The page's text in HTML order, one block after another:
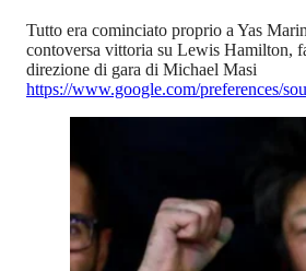
Tutto era cominciato proprio a Yas
contoversa vittoria su Lewis Hamilton,
direzione di gara di Michael Masi
https://www.google.com/preferences/